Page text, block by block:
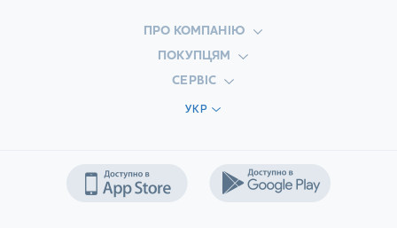
ПРО КОМПАНІЮ
ПОКУПЦЯМ
СЕРВІС
УКР